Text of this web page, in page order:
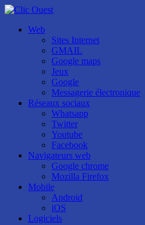
Web
Sites Internet
GMAIL
Google maps
Jeux
Google
Messagerie électronique
Réseaux sociaux
Whatsapp
Twitter
Youtube
Facebook
Navigateurs web
Google chrome
Mozilla Firefox
Mobile
Android
iOS
Logiciels